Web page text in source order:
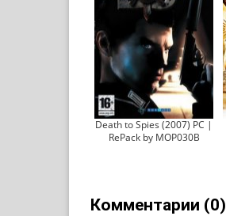
Death to Spies (2007) PC |
RePack by MOP030B
Комментарии (0)